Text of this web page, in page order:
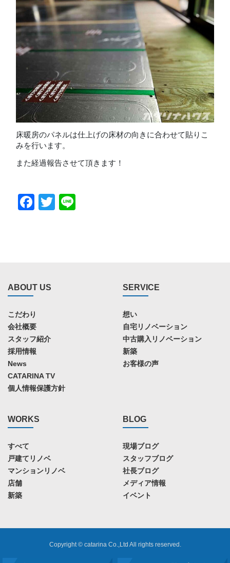
床暖房のパネルは仕上げの床材の向きに合わせて貼りこ
みを行います。
また経過報告させて頂きます！
Facebook
Twitter
ABOUT US
こだわり
会社概要
スタッフ紹介
採用情報
News
CATARINA TV
個人情報保護方針
SERVICE
想い
自宅リノベーション
中古購入リノベーション
新築
お客様の声
WORKS
すべて
戸建てリノベ
マンションリノベ
店舗
新築
BLOG
現場ブログ
スタッフブログ
社長ブログ
メディア情報
イベント
Copyright © catarina Co.,Ltd All rights reserved.